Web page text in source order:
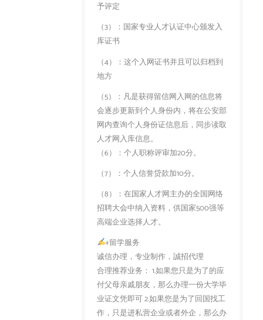
予评定
（3）：国家专业人才认证中心颁发入
库证书
（4）：这个入网证书并且可以归档到
地方
（5）：凡是获得留信网入网的信息将
会逐步更新到个人身份内，将在公安部
网内查询个人身份证信息后，同步读取
人才网入库信息。
（6）：个人职称评审加20分。
（7）：个人信誉贷款加10分。
（8）：在国家人才网主办的全国网络
招聘大会中纳入资料，供国家500强等
高端企业选择人才。
+留学服务
诚信办理，专业制作，誠招代理
合理推荐业务： 1.如果您只是为了的应
付父母亲戚朋友，那么办理一份大学毕
业证文凭即可 2.如果您是为了回国找工
作，只是进私营企业或者外企，那么办